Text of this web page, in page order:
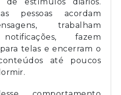
pessoas acordam
trabalham
fazem
telas e encerram o
até poucos